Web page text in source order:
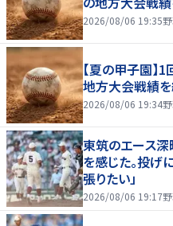
2026/08/06 19:35
【夏の甲子園
地方大会戦績
2026/08/06 19:34
東筑のエース
を感じた。投げ
張りたい」
2026/08/06 19:17